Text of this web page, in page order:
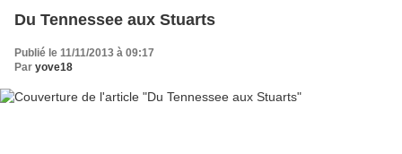
Du Tennessee aux Stuarts
Publié le 11/11/2013 à 09:17
Par yove18